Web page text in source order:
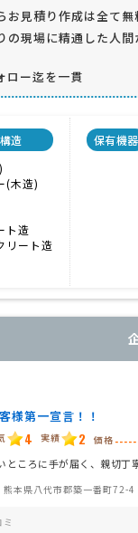
お見積り作成は全て無
の現場に精通した人
ロー迄を一貫
造
(木造)
ト造
リート造
保有機器
様第一宣言！！
4 実績 2 価格 -----
ところに手が届く、親切丁
熊本県八代市郡築一番町72-4